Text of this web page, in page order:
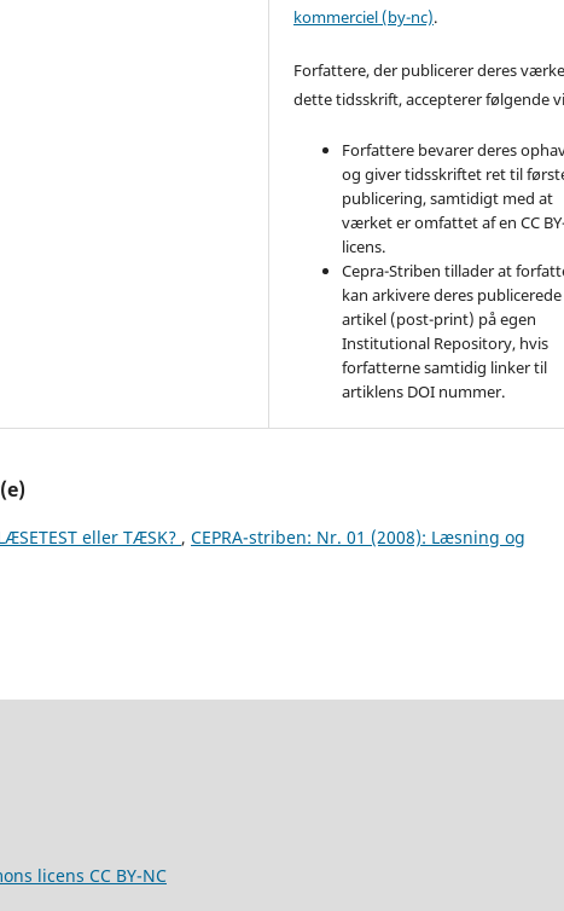
kommerciel (by-nc).
Forfattere, der publicerer deres
dette tidsskrift, accepterer følgende
Forfattere bevarer deres
og giver tidsskriftet ret til
publicering, samtidigt med at
værket er omfattet af en CC
licens.
Cepra-Striben tillader at
kan arkivere deres publicerede
artikel (post-print) på egen
Institutional Repository, hvis
forfatterne samtidig linker til
artiklens DOI nummer.
eller TÆSK? , CEPRA-striben: Nr. 01 (2008): Læsning og
licens CC BY-NC